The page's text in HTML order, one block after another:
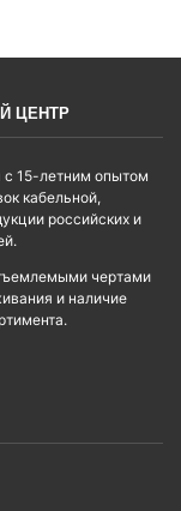
ЦЕНТР
с 15-летним опытом
кабельной,
российских и
чертами
и наличие